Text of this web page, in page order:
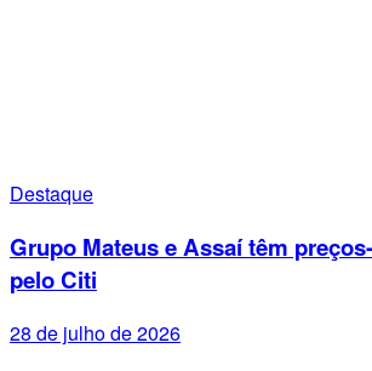
Destaque
Grupo Mateus e Assaí têm
pelo Citi
28 de julho de 2026